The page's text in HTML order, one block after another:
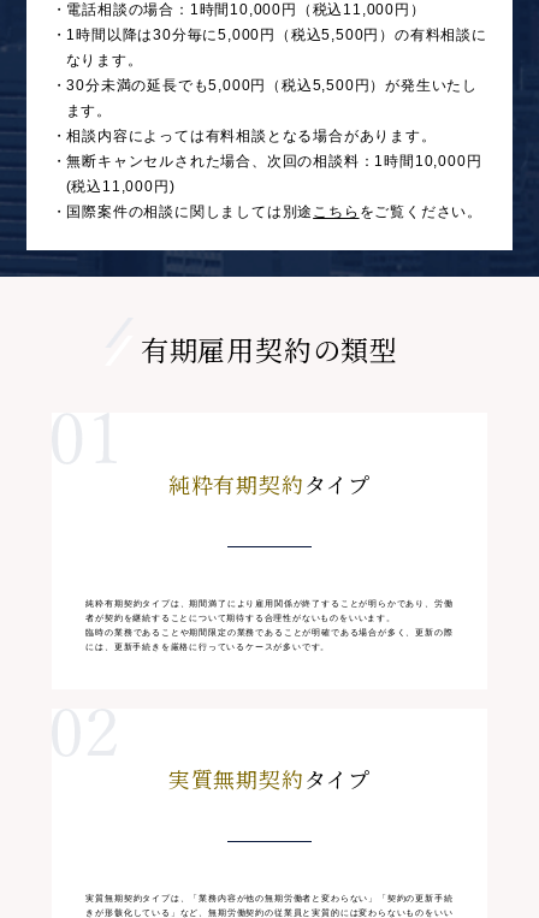
・電話相談の場合：1時間10,000円（税込11,000円）
・1時間以降は30分毎に5,000円（税込5,500円）の有料相談に
なります。
・30分未満の延長でも5,000円（税込5,500円）が発生いたし
ます。
・相談内容によっては有料相談となる場合があります。
・無断キャンセルされた場合、次回の相談料：1時間10,000円
(税込11,000円)
・国際案件の相談に関しましては別途 こちら をご覧ください。
有期雇用契約の類型
純粋有期契約タイプ
純粋有期契約タイプは、期間満了により雇用関係が終了することが明らかであり、労働
者が契約を継続することについて期待する合理性がないものをいいます。
臨時の業務であることや期間限定の業務であることが明確である場合が多く、更新の際
には、更新手続きを厳格に行っているケースが多いです。
実質無期契約タイプ
実質無期契約タイプは、「業務内容が他の無期労働者と変わらない」「契約の更新手続
きが形骸化している」など、無期労働契約の従業員と実質的には変わらないものをいい